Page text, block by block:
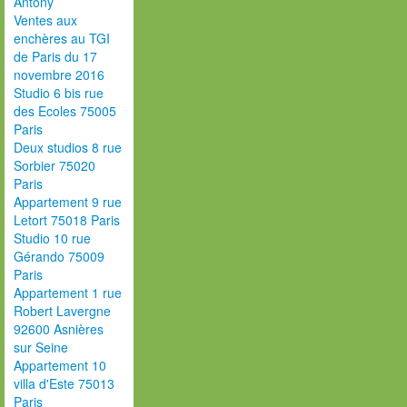
Ventes aux
enchères au TGI
de Paris du 17
novembre 2016
Studio 6 bis rue
des Ecoles 75005
Paris
Deux studios 8 rue
Sorbier 75020
Paris
Appartement 9 rue
Letort 75018 Paris
Studio 10 rue
Gérando 75009
Paris
Appartement 1 rue
Robert Lavergne
92600 Asnières
sur Seine
Appartement 10
villa d'Este 75013
Paris